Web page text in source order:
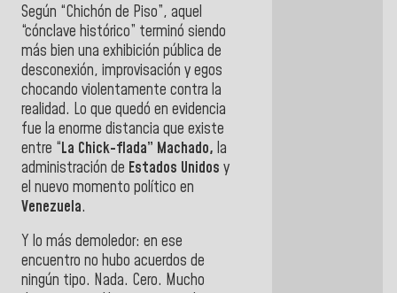
Según “Chichón de Piso”, aquel
“cónclave histórico” terminó siendo
más bien una exhibición pública de
desconexión, improvisación y egos
chocando violentamente contra la
realidad. Lo que quedó en evidencia
fue la enorme distancia que existe
entre “La Chick-flada” Machado, la
administración de Estados Unidos y
el nuevo momento político en
Venezuela.
Y lo más demoledor: en ese
encuentro no hubo acuerdos de
ningún tipo. Nada. Cero. Mucho